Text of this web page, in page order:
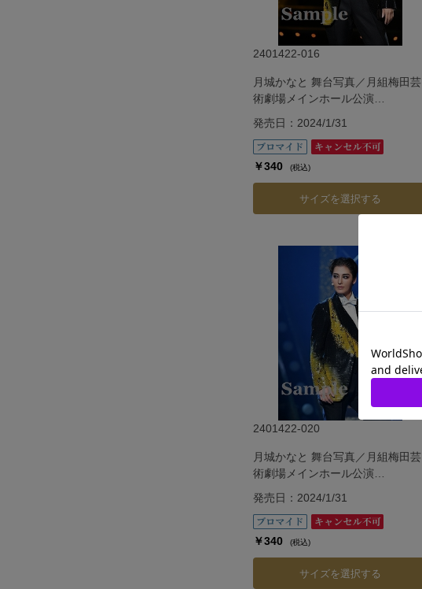
2401422-016
月城かなと 舞台写真／月組梅田芸
術劇場メインホール公演
『G.O.A.T』
発売日：2024/1/31
￥340 (税込)
サイズを選択する
2401422-020
月城かなと 舞台写真／月組梅田芸
術劇場メインホール公演
『G.O.A.T』
発売日：2024/1/31
￥340 (税込)
サイズを選択する